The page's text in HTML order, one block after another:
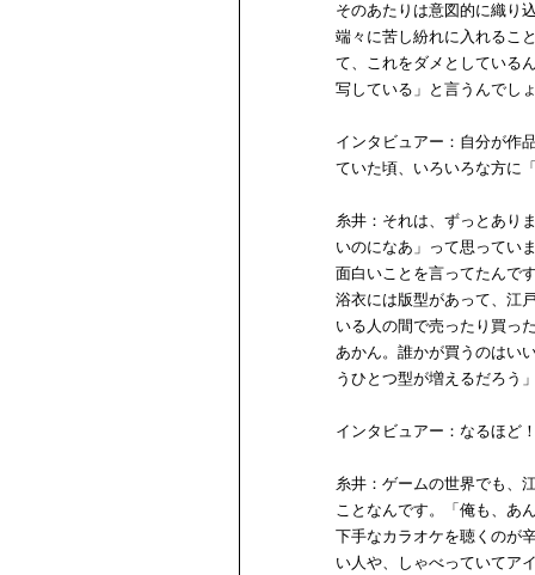
そのあたりは意図的に織り
端々に苦し紛れに入れるこ
て、これをダメとしている
写している」と言うんでし
インタビュアー：自分が作
ていた頃、いろいろな方に
糸井：それは、ずっとあり
いのになあ」って思ってい
面白いことを言ってたんで
浴衣には版型があって、江
いる人の間で売ったり買っ
あかん。誰かが買うのはい
うひとつ型が増えるだろう
インタビュアー：なるほど
糸井：ゲームの世界でも、
ことなんです。「俺も、あ
下手なカラオケを聴くのが
い人や、しゃべっていてア